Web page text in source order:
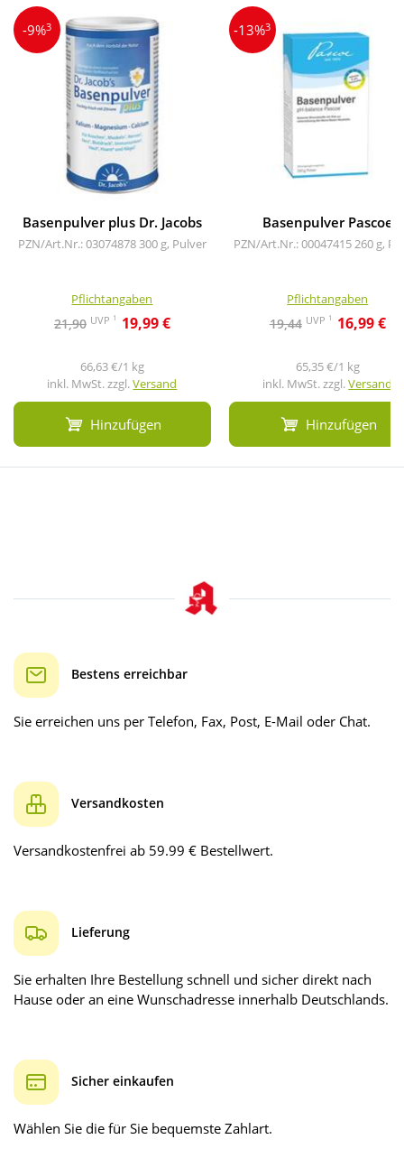
-9%3
Basenpulver plus Dr. Jacobs
PZN/Art.Nr.: 03074878 300 g, Pulver
Pflichtangaben
21,90 UVP 1 19,99 €
66,63 €/1 kg
inkl. MwSt. zzgl.Versand
Hinzufügen
-13%3
Basenpulver Pascoe
PZN/Art.Nr.: 00047415260 g,
Pflichtangaben
19,44 UVP 1 16,99 €
65,35 €/1 kg
inkl. MwSt. zzgl.Versand
Hinzufügen
Bestens erreichbar
Sie erreichen uns per Telefon, Fax, Post, E-Mail oder Chat.
Versandkosten
Versandkostenfrei ab 59.99 € Bestellwert.
Lieferung
Sie erhalten Ihre Bestellung schnell und sicher direkt nach
Hause oder an eine Wunschadresse innerhalb Deutschlands.
Sicher einkaufen
Wählen Sie die für Sie bequemste Zahlart.